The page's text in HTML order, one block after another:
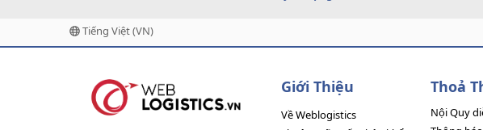
Tiếng Việt (VN)
Giới Thiệu
Về Weblogistics
Thoả
Nội Quy